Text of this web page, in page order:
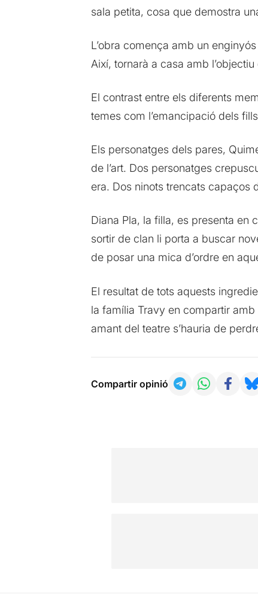
sala petita, cosa que demostra
L’obra comença amb un
Així, tornarà a casa amb
El contrast entre els diferents
temes com l’emancipació dels
Els personatges dels pares,
de l’art. Dos personatges
era. Dos ninots trencats capaços
Diana Pla, la filla, es presenta en
sortir de clan li porta a buscar
de posar una mica d’ordre en
El resultat de tots aquests
la família Travy en compartir
amant del teatre s’hauria de
Compartir opinió